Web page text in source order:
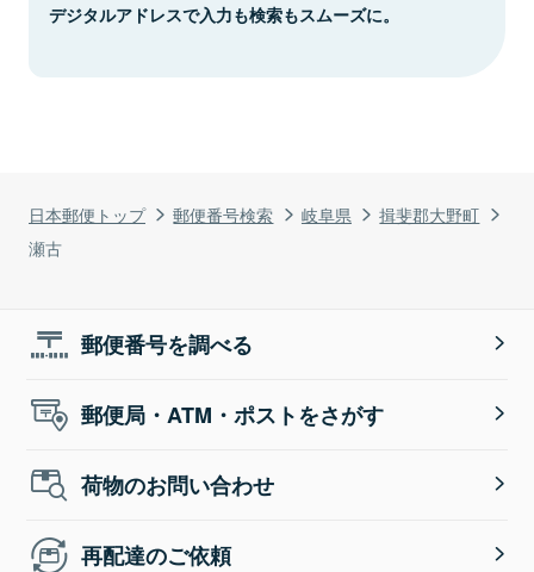
日本郵便トップ 郵便番号検索 岐阜県
揖斐郡大野町
瀬古
デジタルアドレスで入力も検索もスムーズに。
郵便番号を調べる
郵便局・ATM・ポストをさがす
荷物のお問い合わせ
再配達のご依頼